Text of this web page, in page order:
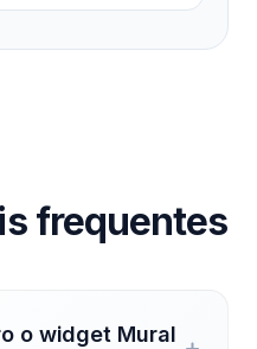
frequentes
o widget Mural